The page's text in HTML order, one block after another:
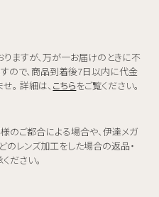
ますが、万が一お届けのときに不
ので、商品到着後7日以内に代金
。 詳細は、 こちらをご覧ください。
のご都合による場合や、伊達メガ
のレンズ加工をした場合の返品・
ださい。